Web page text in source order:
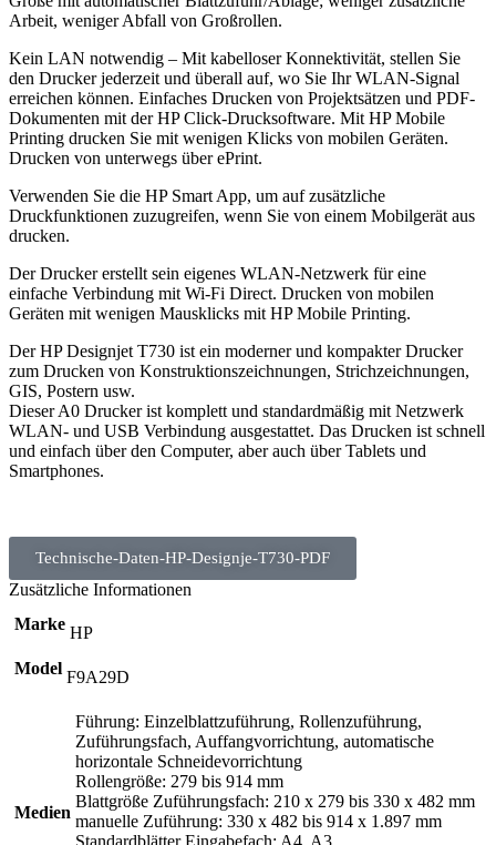
Arbeit, weniger Abfall von Großrollen.
Kein LAN notwendig – Mit kabelloser Konnektivität, stellen Sie
den Drucker jederzeit und überall auf, wo Sie Ihr WLAN-Signal
erreichen können. Einfaches Drucken von Projektsätzen und PDF-
Dokumenten mit der HP Click-Drucksoftware. Mit HP Mobile
Printing drucken Sie mit wenigen Klicks von mobilen Geräten.
Drucken von unterwegs über ePrint.
Verwenden Sie die HP Smart App, um auf zusätzliche
Druckfunktionen zuzugreifen, wenn Sie von einem Mobilgerät aus
drucken.
Der Drucker erstellt sein eigenes WLAN-Netzwerk für eine
einfache Verbindung mit Wi-Fi Direct. Drucken von mobilen
Geräten mit wenigen Mausklicks mit HP Mobile Printing.
Der HP Designjet T730 ist ein moderner und kompakter Drucker
zum Drucken von Konstruktionszeichnungen, Strichzeichnungen,
GIS, Postern usw.
Dieser A0 Drucker ist komplett und standardmäßig mit Netzwerk
WLAN- und USB Verbindung ausgestattet. Das Drucken ist schnell
und einfach über den Computer, aber auch über Tablets und
Smartphones.
Technische-Daten-HP-Designje-T730-PDF
Zusätzliche Informationen
Marke HP
Model F9A29D
Medien
Führung: Einzelblattzuführung, Rollenzuführung,
Zuführungsfach, Auffangvorrichtung, automatische
horizontale Schneidevorrichtung
Rollengröße: 279 bis 914 mm
Blattgröße Zuführungsfach: 210 x 279 bis 330 x 482 mm
manuelle Zuführung: 330 x 482 bis 914 x 1.897 mm